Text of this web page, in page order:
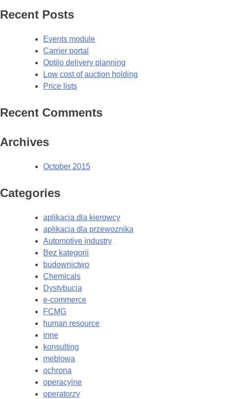
Recent Posts
Events module
Carrier portal
Optilo delivery planning
Low cost of auction holding
Price lists
Recent Comments
Archives
October 2015
Categories
aplikacja dla kierowcy
aplikacja dla przewoznika
Automotive industry
Bez kategorii
budownictwo
Chemicals
Dystybucja
e-commerce
FCMG
human resource
inne
konsulting
meblowa
ochrona
operacyjne
operatorzy